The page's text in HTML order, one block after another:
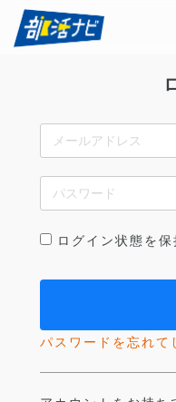
ログイン状態を保
パスワードを忘れて